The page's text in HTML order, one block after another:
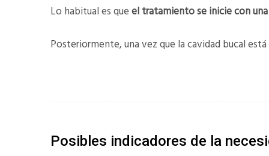
Lo habitual es queel tratamiento se inicie con
Posteriormente, una vez que la cavidad bucal
Posibles indicadores de la